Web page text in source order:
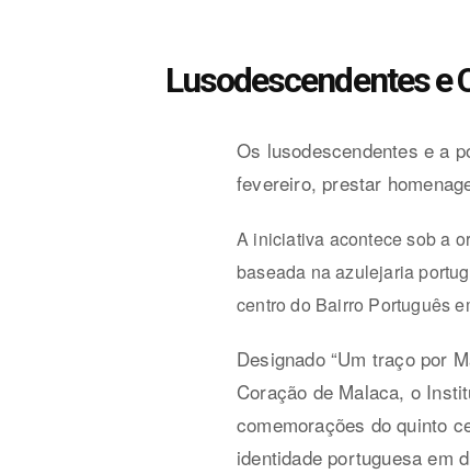
Lusodescendentes e
Os lusodescendentes e a
fevereiro, prestar
A iniciativa acontece sob a
baseada na azulejaria
centro do Bairro Português
Designado “Um traço por
Coração de Malaca, o
comemorações do quinto
identidade portuguesa em